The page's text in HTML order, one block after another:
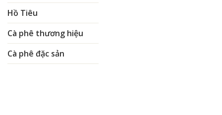
Hồ Tiêu
Cà phê thương hiệu
Cà phê đặc sản